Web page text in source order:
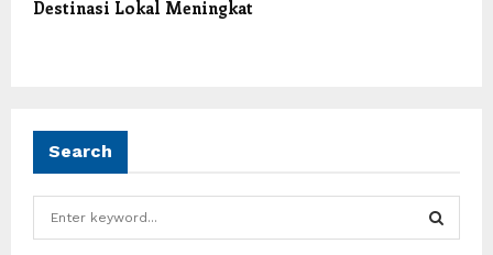
Destinasi Lokal Meningkat
Search